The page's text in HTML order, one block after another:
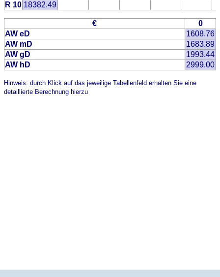
R 10 18382.49
€
0
AW eD
1608.76
AW mD
1683.89
AW gD
1993.44
AW hD
2999.00
Hinweis: durch Klick auf das jeweilige Tabellenfeld erhalten Sie eine
detaillierte Berechnung hierzu